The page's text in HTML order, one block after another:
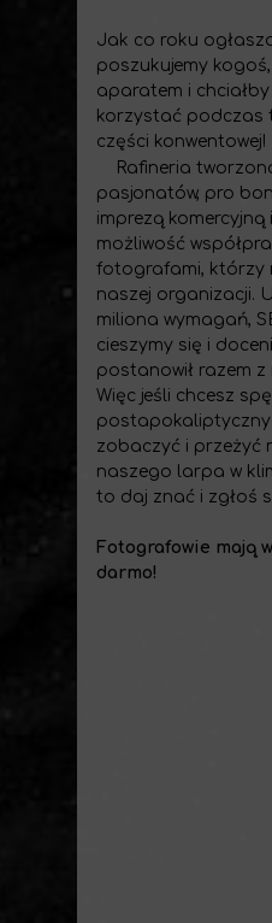
Jak co roku
poszukujemy
aparatem i
korzystać podczas
części konwentowej!
Rafineria
pasjonatów, pro
imprezą komercyjną
możliwość
fotografami, którzy
naszej organizacji.
miliona wymagań,
cieszymy się i
postanowił razem z
Więc jeśli chcesz
zobaczyć i przeżyć
naszego larpa w
to daj znać i zgłoś
Fotografowie mają
darmo!